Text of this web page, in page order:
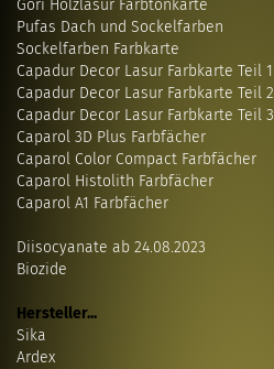
Gori Holzlasur Farbtonkarte
Pufas Dach und Sockelfarben
Sockelfarben Farbkarte
Capadur Decor Lasur Farbkarte Teil 1
Capadur Decor Lasur Farbkarte Teil 2
Capadur Decor Lasur Farbkarte Teil 3
Caparol 3D Plus Farbfächer
Caparol Color Compact Farbfächer
Caparol Histolith Farbfächer
Caparol A1 Farbfächer
Diisocyanate ab 24.08.2023
Biozide
Hersteller...
Sika
Ardex